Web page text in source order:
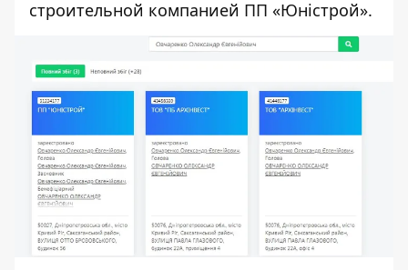
строительной компанией ПП «Юністрой».